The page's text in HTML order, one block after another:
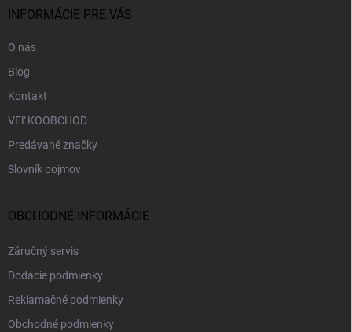
INFORMÁCIE PRE VÁS
O nás
Blog
Kontakt
VEĽKOOBCHOD
Predávané značky
Slovník pojmov
OBCHODNÉ INFORMÁCIE
Záručný servis
Dodacie podmienky
Reklamačné podmienky
Obchodné podmienky